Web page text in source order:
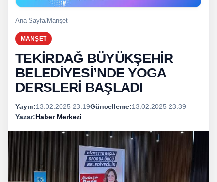
Ana Sayfa/Manşet
MANŞET
TEKİRDAĞ BÜYÜKŞEHİR
BELEDİYESİ’NDE YOGA
DERSLERİ BAŞLADI
Yayın:13.02.2025 23:19Güncelleme:13.02.2025 23:39
Yazar:Haber Merkezi